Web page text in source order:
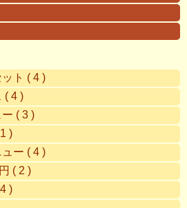
ト ( 4 )
( 4 )
( 3 )
)
ー ( 4 )
( 2 )
)